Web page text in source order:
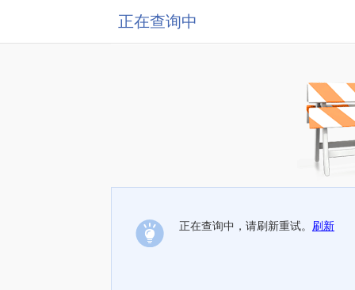
正在查询中
正在查询中，请刷新重试。 刷新